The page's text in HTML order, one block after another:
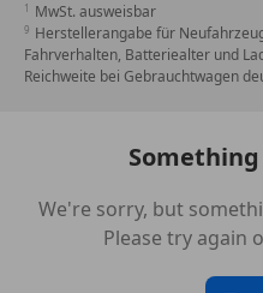
vorbehalten.
Wir freuen uns auf Ihren
Team Petrol Positive
MwSt. ausweisbar
Herstellerangabe für
Fahrverhalten, Batteriealter und
Reichweite bei Gebrauchtwagen
We're sorry, but
Please try again